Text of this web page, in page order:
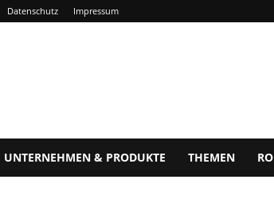
Datenschutz Impressum
UNTERNEHMEN & PRODUKTE THEMEN